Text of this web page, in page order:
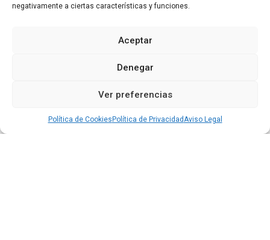
negativamente a ciertas características y funciones.
Aceptar
Denegar
Ver preferencias
Política de Cookies Política de PrivacidadAviso Legal